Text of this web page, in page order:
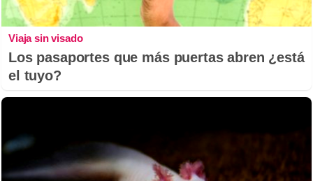
Viaja sin visado
Los pasaportes que más puertas abren ¿está
el tuyo?